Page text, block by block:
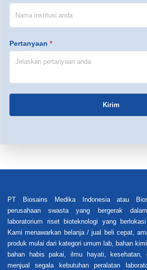
Pertanyaan *
Kirim
PT Biosains Medika Indonesia atau
perusahaan swasta yang bergerak
laboratorium riset bioteknologi yang
Kami menawarkan belanja / jual beli cepat,
produk mulai dari kategori umum lab, bahan
bahan habis pakai, ilmu hayati, kesehatan,
menjual segala kebutuhan peralatan